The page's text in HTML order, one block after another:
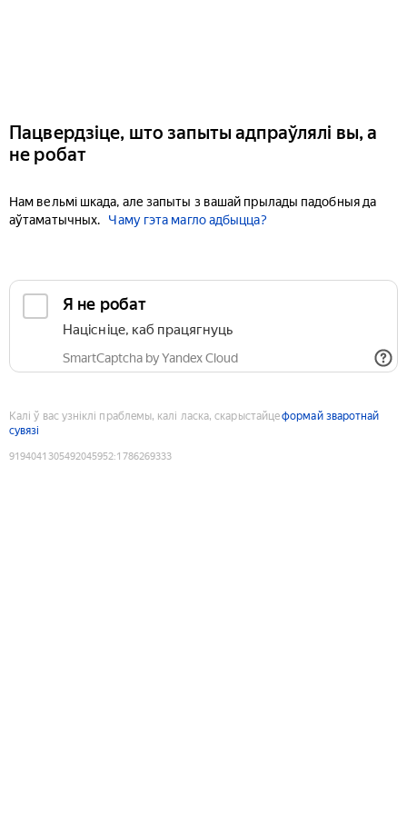
Пацвердзіце, што запыты адпраўлялі вы, а
не робат
Нам вельмі шкада, але запыты з вашай прылады падобныя да
аўтаматычных.
Чаму гэта магло адбыцца?
Я не робат
Націсніце, каб працягнуць
SmartCaptcha by Yandex Cloud
Калі ў вас узніклі праблемы, калі ласка, скарыстайцеформай зваротнай
сувязі
9194041305492045952:1786269333